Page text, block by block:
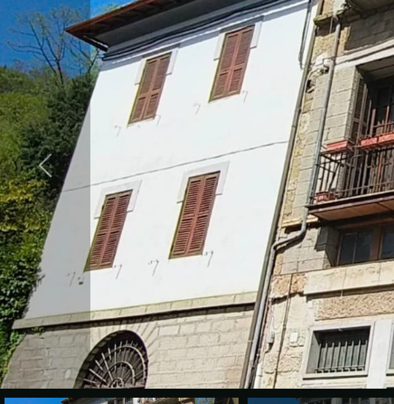
SERVIZI
QUANTO
VALE
LA
TUA
CASA?
UN
SEGNALATORE
Affitto
Scegli
dove
cercare
Provincia
Comune
Tipologia
-